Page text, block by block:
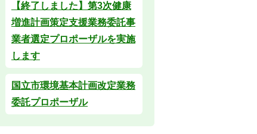
【終了しました】第3次健康
増進計画策定支援業務委託事
業者選定プロポーザルを実施
します
国立市環境基本計画改定業務
委託プロポーザル